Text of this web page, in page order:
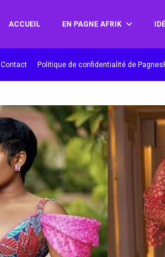
ACCUEIL EN PAGNE AFRIK
Contact Politique de confidentialité de